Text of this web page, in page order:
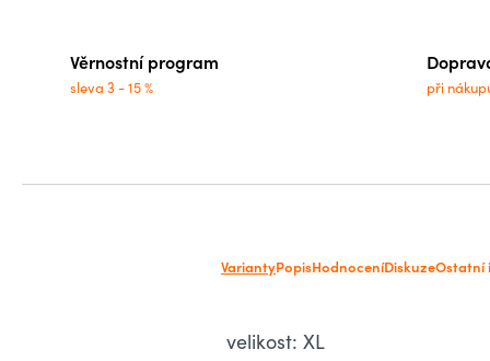
Věrnostní program
sleva 3 - 15 % při
VariantyPopisHodnoceníDiskuzeOstatní
velikost: XL